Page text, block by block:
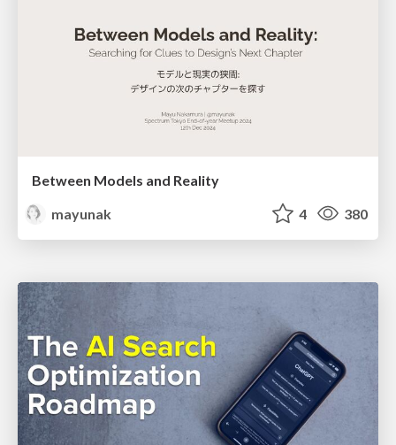
Between Models and Reality
mayunak
4 380